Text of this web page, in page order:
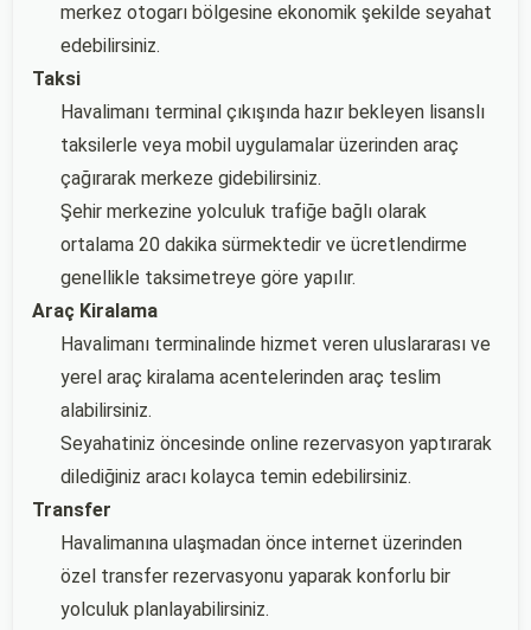
merkez otogarı bölgesine ekonomik şekilde seyahat
edebilirsiniz.
Taksi
Havalimanı terminal çıkışında hazır bekleyen lisanslı
taksilerle veya mobil uygulamalar üzerinden araç
çağırarak merkeze gidebilirsiniz.
Şehir merkezine yolculuk trafiğe bağlı olarak
ortalama 20 dakika sürmektedir ve ücretlendirme
genellikle taksimetreye göre yapılır.
Araç Kiralama
Havalimanı terminalinde hizmet veren uluslararası ve
yerel araç kiralama acentelerinden araç teslim
alabilirsiniz.
Seyahatiniz öncesinde online rezervasyon yaptırarak
dilediğiniz aracı kolayca temin edebilirsiniz.
Transfer
Havalimanına ulaşmadan önce internet üzerinden
özel transfer rezervasyonu yaparak konforlu bir
yolculuk planlayabilirsiniz.